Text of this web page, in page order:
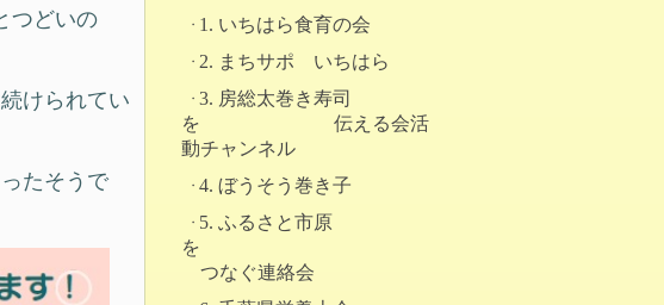
つどいの
けられてい
たそうで
1. いちはら食育の会
2. まちサポ いちはら
3. 房総太巻き寿司
を 伝える会活
動チャンネル
4. ぼうそう巻き子
5. ふるさと市原
を
つなぐ連絡会